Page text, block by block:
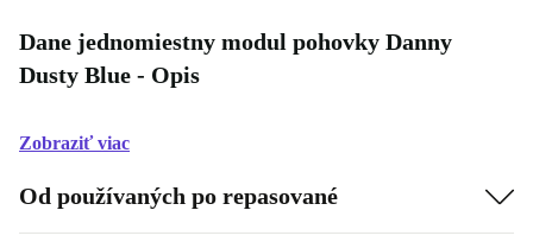
Dane jednomiestny modul pohovky Danny
Dusty Blue - Opis
Zobraziť viac
Od používaných po repasované